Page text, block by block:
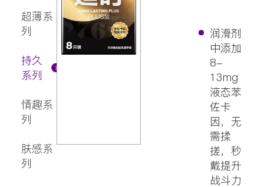
超薄系
列
持久
系列
情趣系
列
肤感系
列
润滑剂
中添加
8-
13mg
液态苯
佐卡
因，无
需揉
搓，秒
戴提升
战斗力